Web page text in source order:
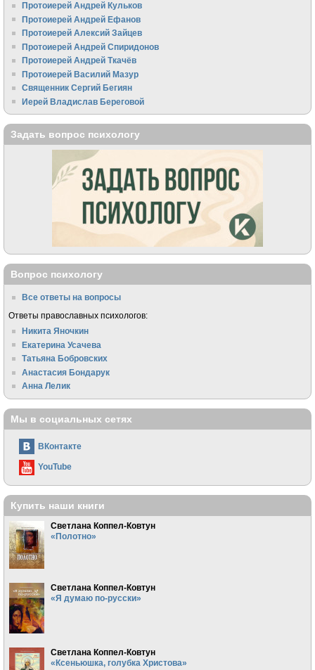
Протоиерей Андрей Кульков
Протоиерей Андрей Ефанов
Протоиерей Алексий Зайцев
Протоиерей Андрей Спиридонов
Протоиерей Андрей Ткачёв
Протоиерей Василий Мазур
Священник Сергий Бегиян
Иерей Владислав Береговой
Задать вопрос психологу
Вопрос психологу
Все ответы на вопросы
Ответы православных психологов:
Никита Яночкин
Екатерина Усачева
Татьяна Бобровских
Анастасия Бондарук
Анна Лелик
Мы в социальных сетях
ВКонтакте
YouTube
Купить наши книги
Светлана Коппел-Ковтун
«Полотно»
Светлана Коппел-Ковтун
«Я думаю по-русски»
Светлана Коппел-Ковтун
«Ксеньюшка, голубка Христова»